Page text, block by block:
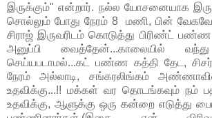
இருக்கும்" என்றார். நல்ல யோசனையாக
சொல்லும் போது நேரம் 8 மணி, பின்
சிராஜ் இருவரிடம் கொடுத்து பிரிண்ட்
அனுப்பி வைத்தேன்...காலையில்
செய்யபடாமல்...கட் பண்ண கத்தி தேட,
நேரம் அல்லாடி, சங்கரலிங்கம்
உதவிக்கு...!! மக்கள் வர தொடங்கவும் நம்
உதவிக்கு, ஆளுக்கு ஒரு கன்றை எடுத்து